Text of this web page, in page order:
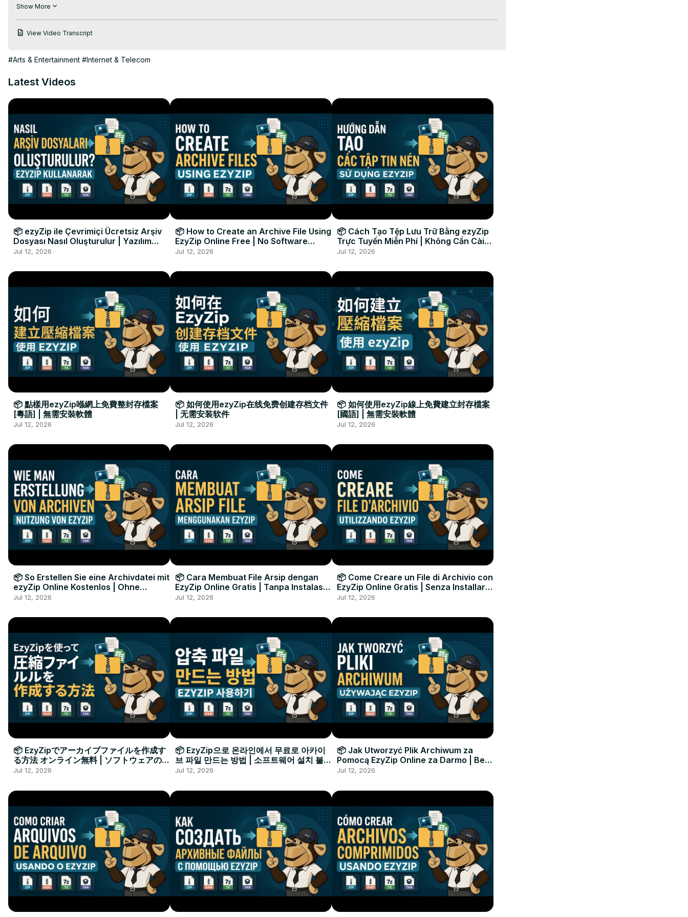
파일 선택기를 열려면 "변환할 wav 파일 선택"을 클릭하세요.
3. "MP4 파일 저장"을 클릭하여 변환된 MP4 파일을 선택한 대상 폴더에 저장합니다.
트위터: https://twitter.com/ezyZip
Show More
View Video Transcript
#Arts & Entertainment #Internet & Telecom
Latest Videos
📦 ezyZip ile Çevrimiçi Ücretsiz Arşiv
Dosyası Nasıl Oluşturulur | Yazılım
Kurulumu Gerekmez
Jul 12, 2026
📦 How to Create an Archive File Using
EzyZip Online Free | No Software
Installation Required
Jul 12, 2026
📦 Cách Tạo Tệp Lưu Trữ Bằng ezyZip
Trực Tuyến Miễn Phí | Không Cần Cài
Đặt Phần Mềm
Jul 12, 2026
📦 點樣用ezyZip喺網上免費整封存檔案
[粵語] | 無需安裝軟體
Jul 12, 2026
📦 如何使用ezyZip在线免费创建存档文件
| 无需安装软件
Jul 12, 2026
📦 如何使用ezyZip線上免費建立封存檔案
[國語] | 無需安裝軟體
Jul 12, 2026
📦 So Erstellen Sie eine Archivdatei mit
ezyZip Online Kostenlos | Ohne
Softwareinstallation
Jul 12, 2026
📦 Cara Membuat File Arsip dengan
EzyZip Online Gratis | Tanpa Instalasi
Perangkat Lunak
Jul 12, 2026
📦 Come Creare un File di Archivio con
EzyZip Online Gratis | Senza Installare
Software
Jul 12, 2026
📦 EzyZipでアーカイブファイルを作成す
る方法 オンライン無料 | ソフトウェアのイ
ンストール不要
Jul 12, 2026
📦 EzyZip으로 온라인에서 무료로 아카이
브 파일 만드는 방법 | 소프트웨어 설치 불필
요
Jul 12, 2026
📦 Jak Utworzyć Plik Archiwum za
Pomocą EzyZip Online za Darmo | Bez
Instalacji Oprogramowania
Jul 12, 2026